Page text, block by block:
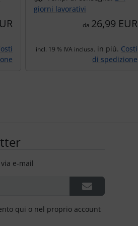
giorni lavorativi
da 26,99 EUR
incl. 19 % IVA inclusa. in più. Costi
di spedizione
e-mail
qui o nel proprio account